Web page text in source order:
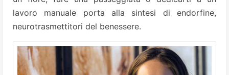
lavoro manuale porta alla sintesi di endorfine,
neurotrasmettitori del benessere.